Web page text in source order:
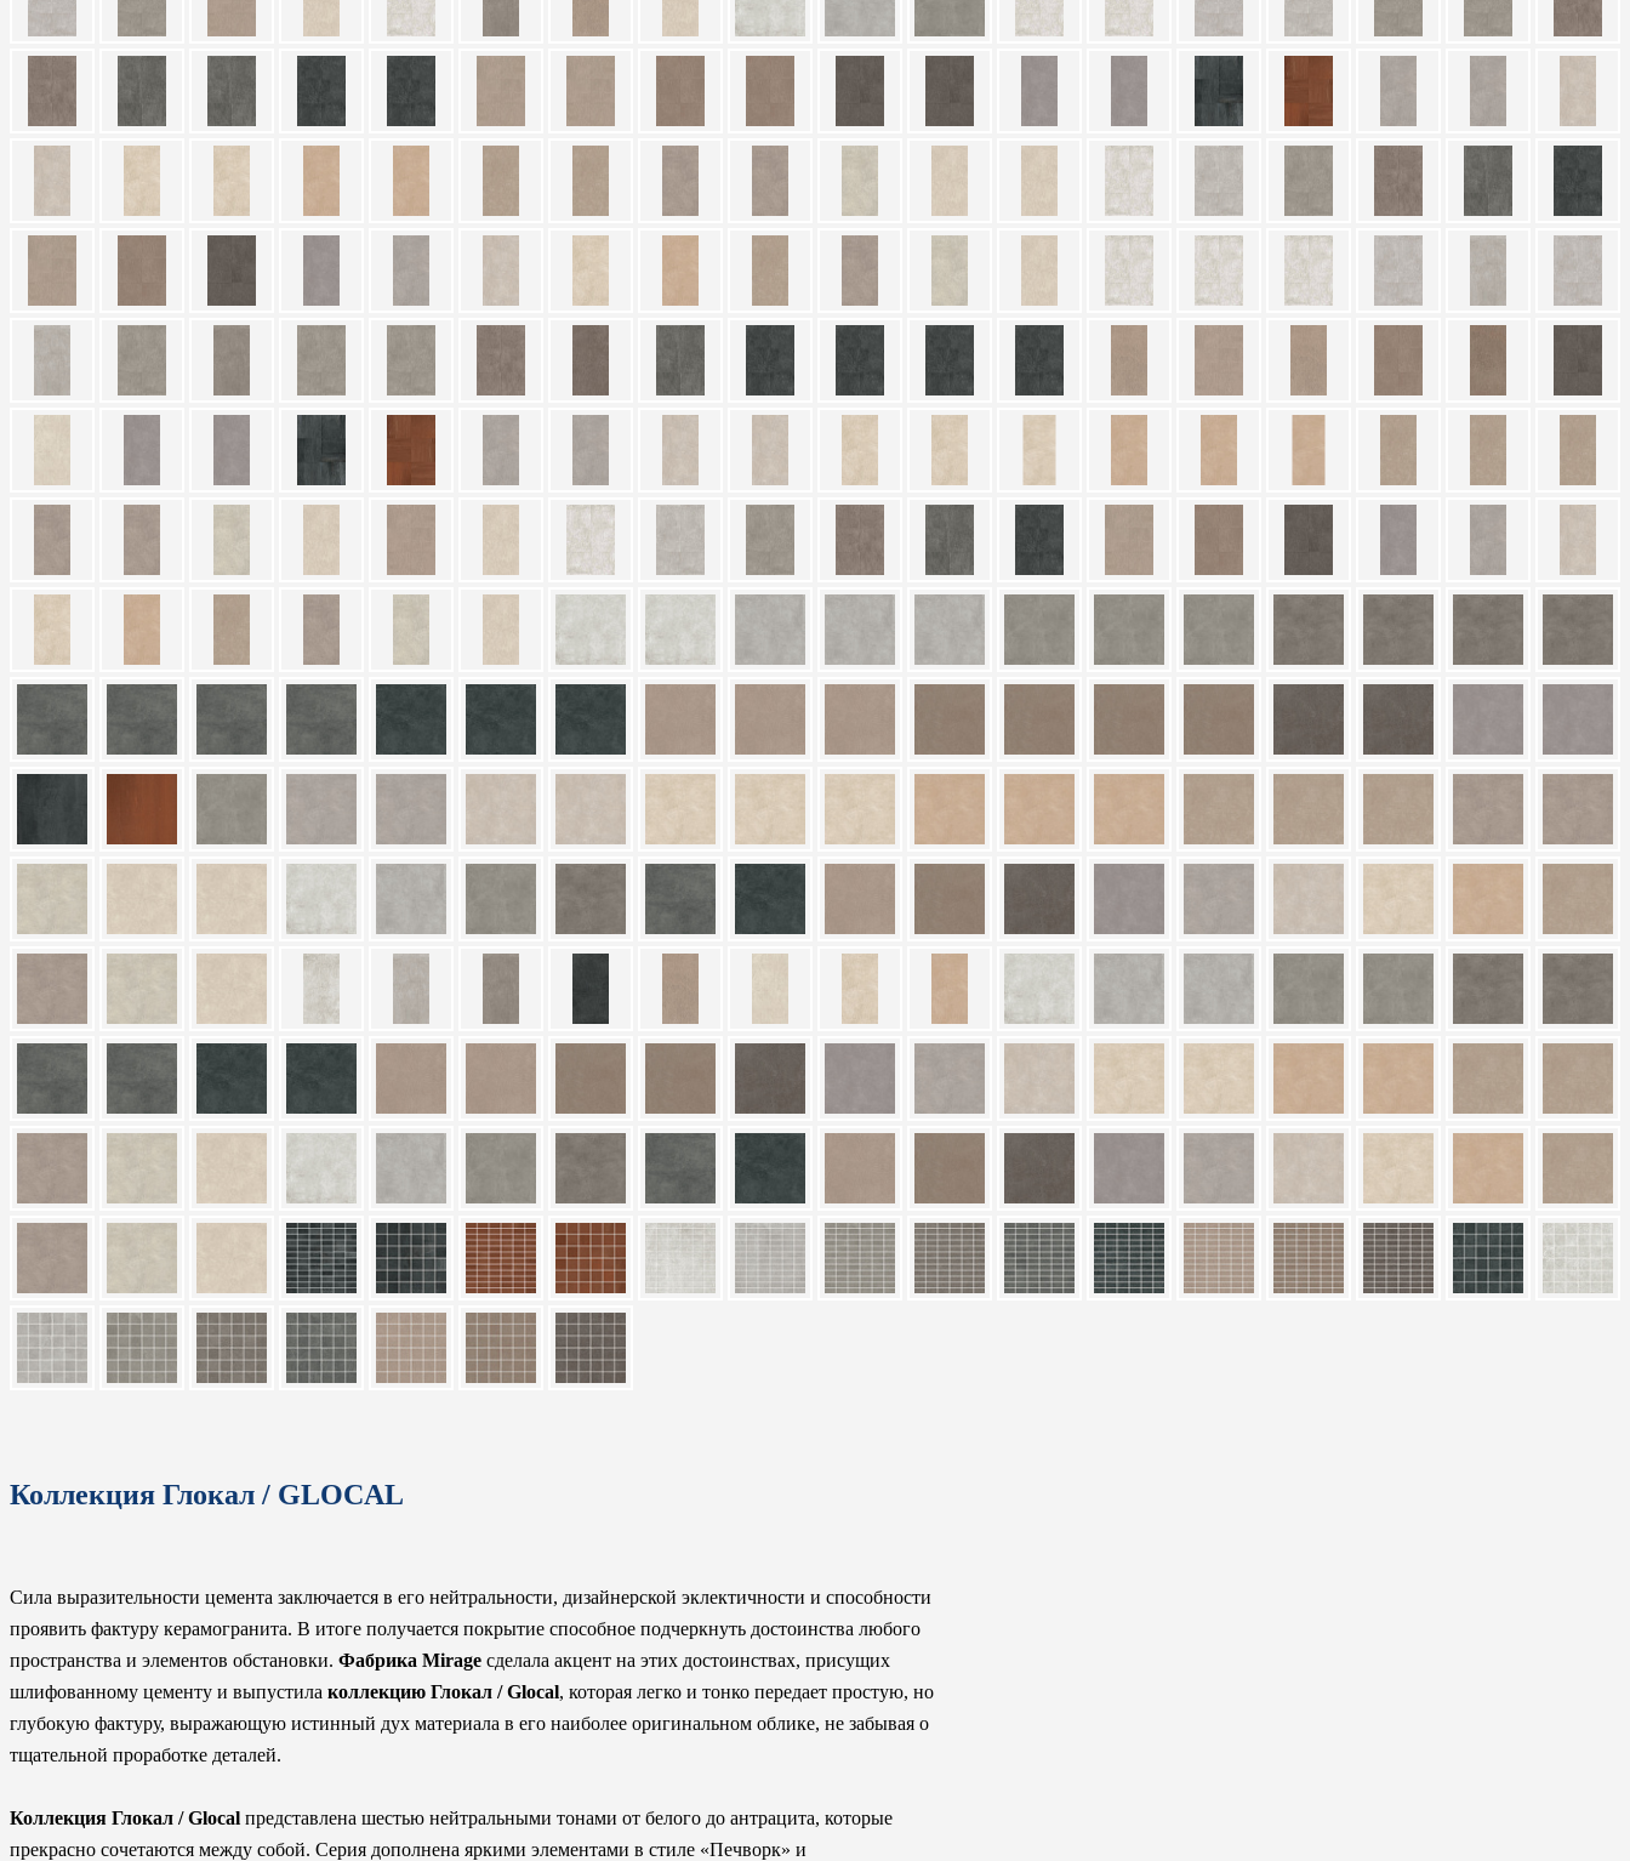
Коллекция Глокал / GLOCAL
Сила выразительности цемента заключается в его нейтральности, дизайнерской эклектичности и способности
проявить фактуру керамогранита. В итоге получается покрытие способное подчеркнуть достоинства любого
пространства и элементов обстановки. Фабрика Mirage сделала акцент на этих достоинствах, присущих
шлифованному цементу и выпустила коллекцию Глокал / Glocal, которая легко и тонко передает простую, но
глубокую фактуру, выражающую истинный дух материала в его наиболее оригинальном облике, не забывая о
тщательной проработке деталей.
Коллекция Глокал / Glocal представлена шестью нейтральными тонами от белого до антрацита, которые
прекрасно сочетаются между собой. Серия дополнена яркими элементами в стиле «Печворк» и